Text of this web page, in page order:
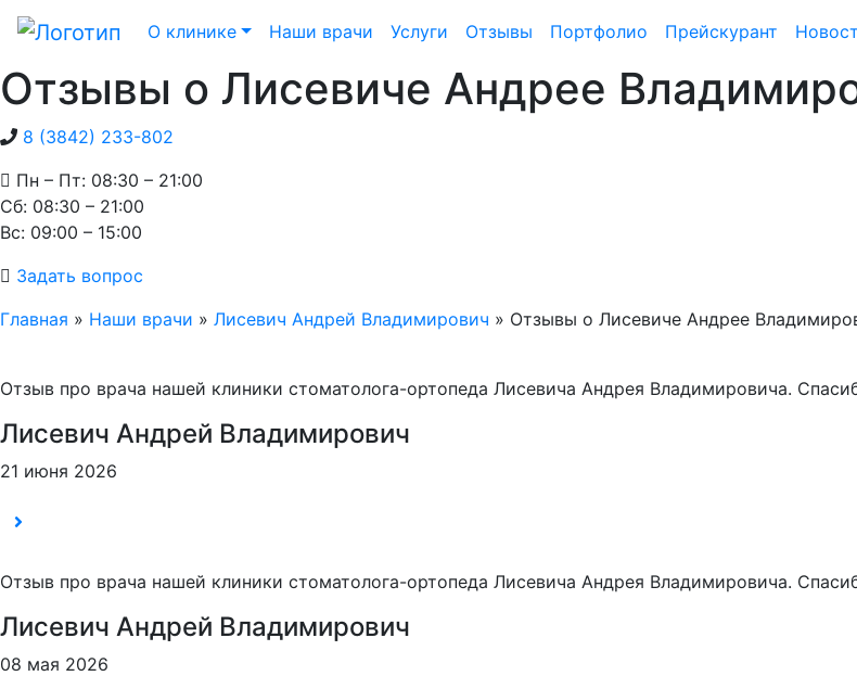
О клинике Наши врачи Услуги Отзывы Портфолио Прейскурант
Отзывы о Лисевиче Андрее
8 (3842) 233-802
Пн – Пт: 08:30 – 21:00
Cб: 08:30 – 21:00
Вс: 09:00 – 15:00
Задать вопрос
Главная » Наши врачи » Лисевич Андрей Владимирович » Отзывы о Лисевиче Андрее
Отзыв про врача нашей клиники стоматолога-ортопеда Лисевича Андрея Владимировича.
Лисевич Андрей Владимирович
21 июня 2026
Отзыв про врача нашей клиники стоматолога-ортопеда Лисевича Андрея Владимировича.
Лисевич Андрей Владимирович
08 мая 2026